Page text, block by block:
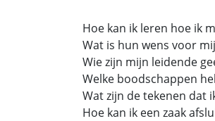
Hoe kan ik leren hoe ik
Wat is hun wens voor
Wie zijn mijn leidende
Welke boodschappen
Wat zijn de tekenen dat
Hoe kan ik een zaak